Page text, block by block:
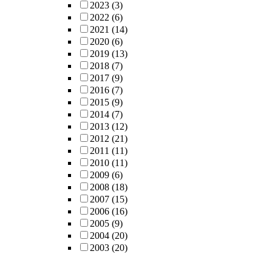
2023 (3)
2022 (6)
2021 (14)
2020 (6)
2019 (13)
2018 (7)
2017 (9)
2016 (7)
2015 (9)
2014 (7)
2013 (12)
2012 (21)
2011 (11)
2010 (11)
2009 (6)
2008 (18)
2007 (15)
2006 (16)
2005 (9)
2004 (20)
2003 (20)